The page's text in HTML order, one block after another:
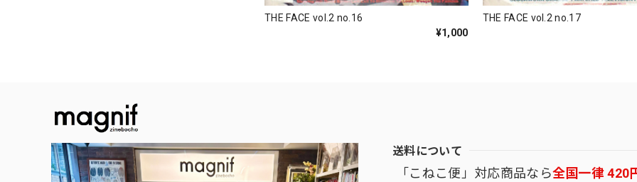
THE FACE vol.2 no.16
¥1,000
THE FACE vol.2 no.17
送料について
「こねこ便」対応商品なら全国一律 420